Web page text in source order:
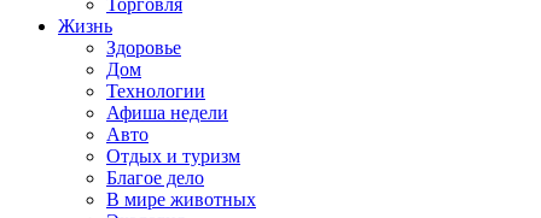
Торговля
Жизнь
Здоровье
Дом
Технологии
Афиша недели
Авто
Отдых и туризм
Благое дело
В мире животных